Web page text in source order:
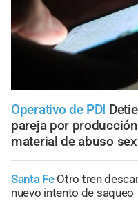
Operativo de PDI
pareja por
material de abuso
Santa Fe Otro tren
nuevo intento de saqueo